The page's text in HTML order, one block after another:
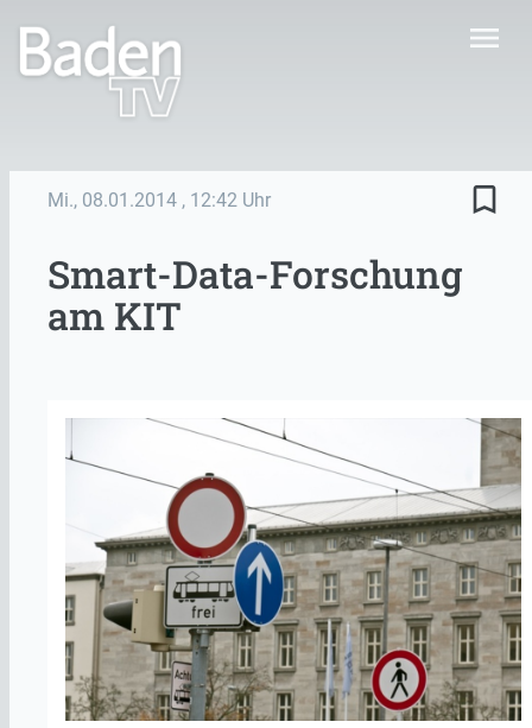
menu
Mi., 08.01.2014 , 12:42 Uhr bookmark_border
Smart-Data-Forschung
am KIT